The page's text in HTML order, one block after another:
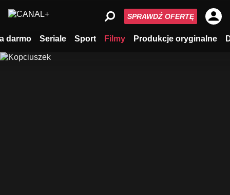
darmo Seriale Sport Filmy Produkcje oryginalne
SPRAWDŹ OFERTĘ